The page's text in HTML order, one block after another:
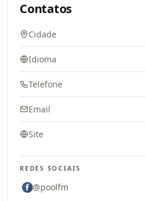
Contatos
Cidade
Idioma
Telefone
Email
Site
REDES SOCIAIS
@poolfm